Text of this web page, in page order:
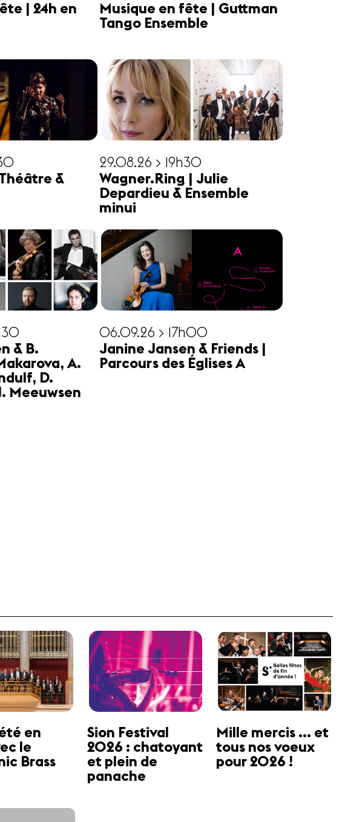
| 24h en
Musique en fête | Guttman
Tango Ensemble
&
29.08.26 > 19h30
Wagner.Ring | Julie
Depardieu & Ensemble
minui
& B.
A.
D.
Meeuwsen
06.09.26 > 17h00
Janine Jansen & Friends |
Parcours des Églises A
en
le
Brass
Sion Festival
2026 : chatoyant
et plein de
panache
Mille mercis ... et
tous nos voeux
pour 2026 !